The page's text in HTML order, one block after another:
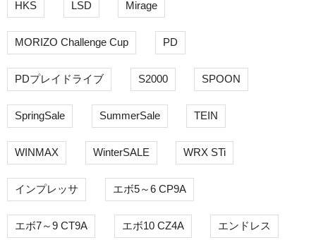
HKS LSD Mirage
MORIZO Challenge Cup PD
PDプレイドライブ S2000 SPOON
SpringSale SummerSale TEIN
WINMAX WinterSALE WRX STi
インプレッサ エボ5～6 CP9A
エボ7～9 CT9A エボ10 CZ4A エンドレス